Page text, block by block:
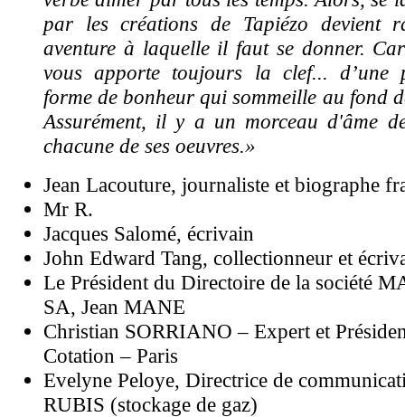
par les créations de Tapiézo devient
aventure à laquelle il faut se donner.
vous apporte toujours la clef... d’une
forme de bonheur qui sommeille au fond
Assurément, il y a un morceau d'âme
chacune de ses oeuvres.»
Jean Lacouture, journaliste et biographe
Mr R.
Jacques Salomé, écrivain
John Edward Tang, collectionneur et
Le Président du Directoire de la société
SA, Jean MANE
Christian SORRIANO – Expert et
Cotation – Paris
Evelyne Peloye, Directrice de
RUBIS (stockage de gaz)